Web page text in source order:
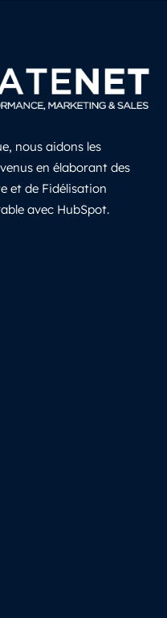
nous aidons les
en élaborant des
et de Fidélisation
avec HubSpot.